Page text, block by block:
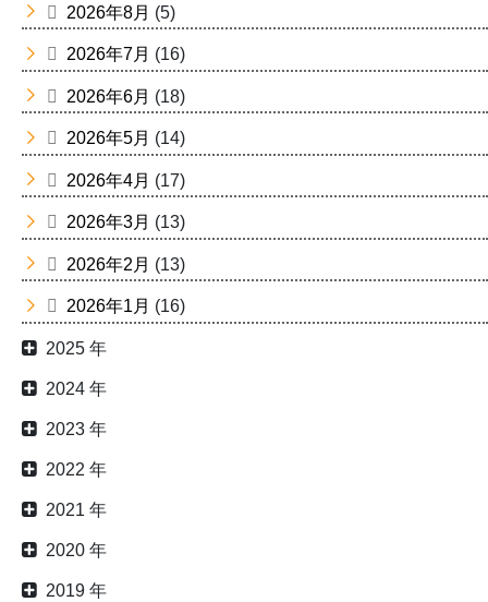
2026年8月 (5)
2026年7月 (16)
2026年6月 (18)
2026年5月 (14)
2026年4月 (17)
2026年3月 (13)
2026年2月 (13)
2026年1月 (16)
2025 年
2024 年
2023 年
2022 年
2021 年
2020 年
2019 年